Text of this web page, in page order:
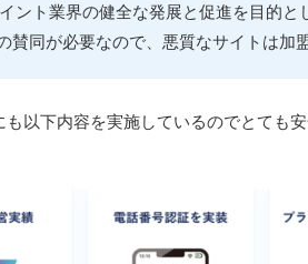
ント業界の健全な発展と促進を目的と
賛同が必要なので、悪質なサイトは加
も以下内容を実施しているのでとても